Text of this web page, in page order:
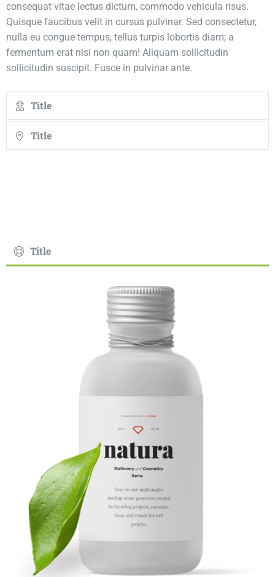
consequat vitae lectus dictum, commodo vehicula risus.
Quisque faucibus velit in cursus pulvinar. Sed consectetur,
nulla eu congue tempus, tellus turpis lobortis diam; a
fermentum erat nisi non quam! Aliquam sollicitudin
sollicitudin suscipit. Fusce in pulvinar ante.
Title
Title
Title